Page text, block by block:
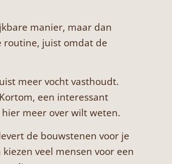
manier, maar dan
routine, juist omdat de
meer vocht vasthoudt.
een interessant
hier meer over wilt weten.
de bouwstenen voor je
veel mensen voor een